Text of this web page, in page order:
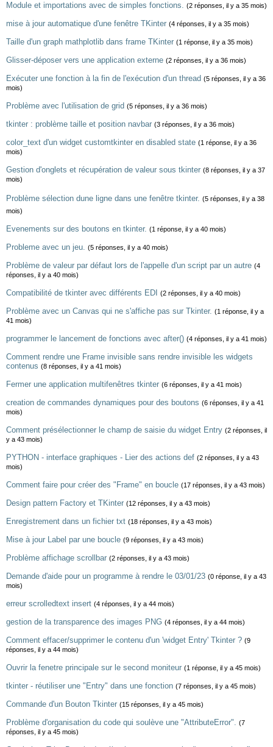
Module et importations avec de simples fonctions. (2 réponses, il y a 35 mois)
mise à jour automatique d'une fenêtre TKinter (4 réponses, il y a 35 mois)
Taille d'un graph mathplotlib dans frame TKinter (1 réponse, il y a 35 mois)
Glisser-déposer vers une application externe (2 réponses, il y a 36 mois)
Exécuter une fonction à la fin de l'exécution d'un thread (5 réponses, il y a 36
mois)
Problème avec l'utilisation de grid (5 réponses, il y a 36 mois)
tkinter : problème taille et position navbar (3 réponses, il y a 36 mois)
color_text d'un widget customtkinter en disabled state (1 réponse, il y a 36
mois)
Gestion d'onglets et récupération de valeur sous tkinter (8 réponses, il y a 37
mois)
Problème sélection dune ligne dans une fenêtre tkinter. (5 réponses, il y a 38
mois)
Evenements sur des boutons en tkinter. (1 réponse, il y a 40 mois)
Probleme avec un jeu. (5 réponses, il y a 40 mois)
Problème de valeur par défaut lors de l'appelle d'un script par un autre (4
réponses, il y a 40 mois)
Compatibilité de tkinter avec différents EDI (2 réponses, il y a 40 mois)
Problème avec un Canvas qui ne s'affiche pas sur Tkinter. (1 réponse, il y a
41 mois)
programmer le lancement de fonctions avec after() (4 réponses, il y a 41 mois)
Comment rendre une Frame invisible sans rendre invisible les widgets
contenus (8 réponses, il y a 41 mois)
Fermer une application multifenêtres tkinter (6 réponses, il y a 41 mois)
creation de commandes dynamiques pour des boutons (6 réponses, il y a 41
mois)
Comment présélectionner le champ de saisie du widget Entry (2 réponses, il
y a 43 mois)
PYTHON - interface graphiques - Lier des actions def (2 réponses, il y a 43
mois)
Comment faire pour créer des "Frame" en boucle (17 réponses, il y a 43 mois)
Design pattern Factory et TKinter (12 réponses, il y a 43 mois)
Enregistrement dans un fichier txt (18 réponses, il y a 43 mois)
Mise à jour Label par une boucle (9 réponses, il y a 43 mois)
Problème affichage scrollbar (2 réponses, il y a 43 mois)
Demande d'aide pour un programme à rendre le 03/01/23 (0 réponse, il y a 43
mois)
erreur scrolledtext insert (4 réponses, il y a 44 mois)
gestion de la transparence des images PNG (4 réponses, il y a 44 mois)
Comment effacer/supprimer le contenu d'un 'widget Entry' Tkinter ? (9
réponses, il y a 44 mois)
Ouvrir la fenetre principale sur le second moniteur (1 réponse, il y a 45 mois)
tkinter - réutiliser une "Entry" dans une fonction (7 réponses, il y a 45 mois)
Commande d'un Bouton Tkinter (15 réponses, il y a 45 mois)
Problème d'organisation du code qui soulève une "AttributeError". (7
réponses, il y a 45 mois)